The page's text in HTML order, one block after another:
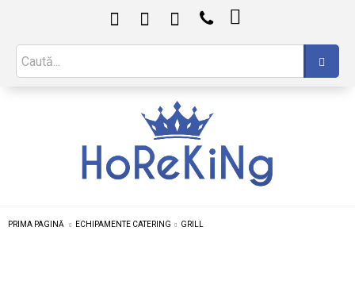

PRIMA PAGINĂ ECHIPAMENTE CATERING GRILL